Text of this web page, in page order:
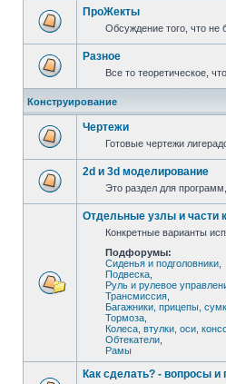
ПроЖекты
Обсуждение того, что не
Разное
Все то теоретическое,
Конструирование
Чертежи
Готовые чертежи
2d и 3d моделирование
Это раздел для
Отдельные узлы и части
Конкретные варианты
Подфорумы:
Сиденья и подголовники
Подвеска
Руль и рулевое
Трансмиссия
Багажники, прицепы,
Тормоза
Колеса, втулки, оси,
Обтекатели
Рамы
Как сделать? - вопросы